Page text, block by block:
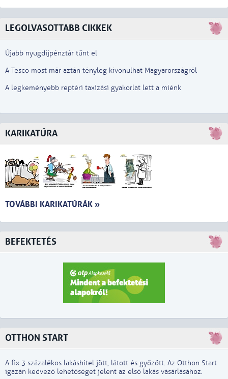
LEGOLVASOTTABB CIKKEK
Újabb nyugdíjpénztár tűnt el
A Tesco most már aztán tényleg kivonulhat Magyarországról
A legkeményebb reptéri taxizási gyakorlat lett a miénk
KARIKATÚRA
TOVÁBBI KARIKATÚRÁK »
BEFEKTETÉS
OTTHON START
A fix 3 százalékos lakáshitel jött, látott és győzött. Az Otthon Start
igazán kedvező lehetőséget jelent az első lakás vásárlásához.